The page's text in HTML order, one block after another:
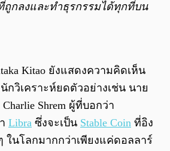
ถูกลงและทำธุรกรรมได้ทุกที่บน
Kitao ยังแสดงความคิดเห็น
กวิเคราะห์ยดตัวอย่างเช่น นาย
Shrem ผู้ที่บอกว่า
Libra ซึ่งจะเป็น Stable Coin ที่อิง
ในโลกมากกว่าเพียงแค่ดอลลาร์